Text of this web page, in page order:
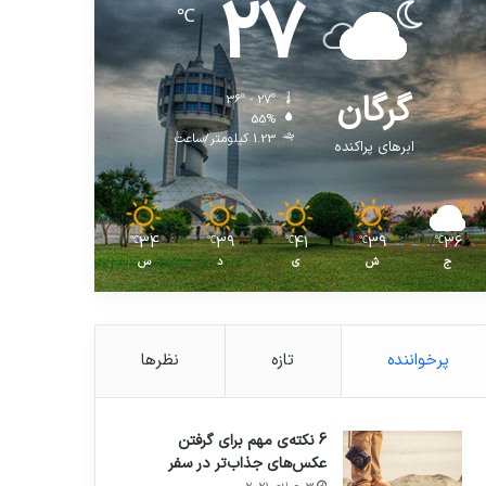
گرگان
ابرهای پراکنده
27
℃
36º - 27º
55%
1.23 کیلومتر/ساعت
36
℃
ج
39
℃
ش
41
℃
ی
39
℃
د
34
℃
س
پرخواننده تازه نظرها
6 نکته‌ی مهم برای گرفتن
عکس‌های جذاب‌تر در سفر